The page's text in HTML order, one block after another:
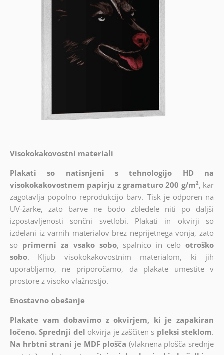
Visokokakovostni materiali
Plakati so natisnjeni s tehnologijo HD na
visokokakovostnem papirju z gramaturo 200 g/m², kar
zagotavlja popolno reprodukcijo barv. Tisk je odporen na
UV-žarke, zato barve ne bodo zbledele niti po daljši
izpostavljenosti sončni svetlobi. Plakati in okvirji so
izdelani iz varnih materialov brez neprijetnega vonja, zato
so primerni za vsako sobo, spalnico in celo otroško
sobo. Kljub visokokakovostnim materialom, ki jih
uporabljamo, ne priporočamo, da plakate umestite v
prostore z visoko vlažnostjo.
Enostavno obešanje
Plakate vam dobavimo z okvirjem, ki je zapakiran
ločeno. Sprednji del okvirja je zaščiten s pleksi steklom.
Na hrbtni strani je MDF plošča (vlaknena plošča srednje